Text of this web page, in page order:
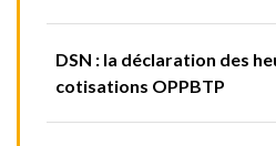
DSN : la déclaration des
cotisations OPPBTP